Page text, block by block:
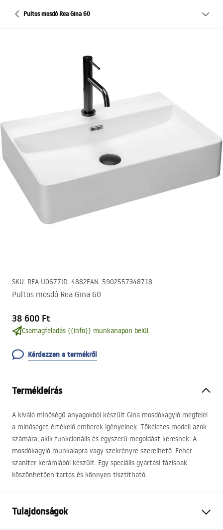
Pultos mosdó Rea Gina 60
SKU: REA-U0677ID: 4882EAN: 5902557348718
Pultos mosdó Rea Gina 60
38 600 Ft
Csomagfeladás {{info}} munkanapon belül.
Kérdezzen a termékről
Termékleírás
A kiváló minőségű anyagokból készült Gina mosdókagyló megfelel
a minőséget értékelő emberek igényeinek. Tökéletes modell azok
számára, akik funkcionális és egyszerű megoldást keresnek. A
mosdókagyló munkalapra vagy szekrényre szerelhető. Fehér
szaniter kerámiából készült. Egy speciális gyártási fázisnak
köszönhetően tartós és könnyen tisztítható.
Tulajdonságok